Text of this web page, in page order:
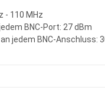
- 110 MHz
BNC-Port: 27 dBm
jedem BNC-Anschluss: